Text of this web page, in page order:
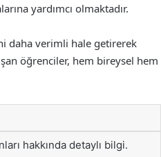
yardımcı olmaktadır.
daha verimli hale getirerek
öğrenciler, hem bireysel hem
hakkında detaylı bilgi.